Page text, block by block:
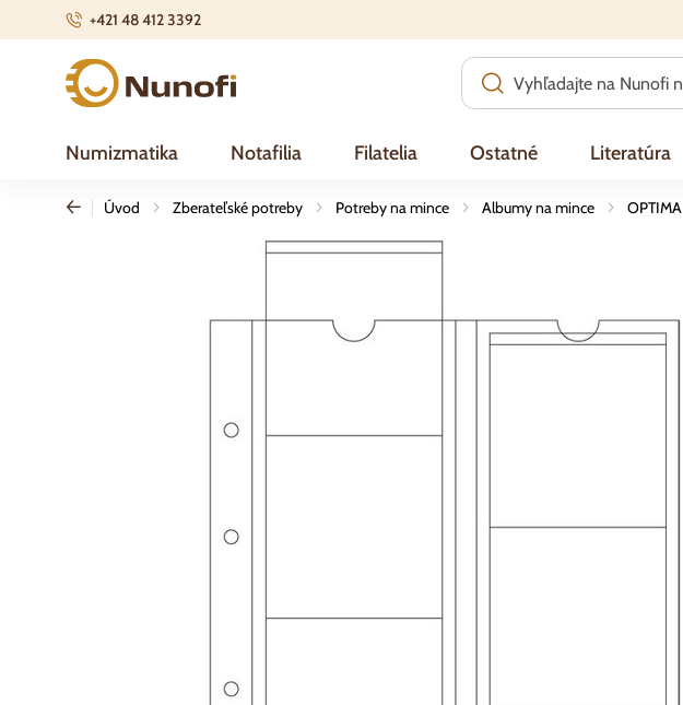
+421 48 412 3392
Nunofi.sk
Numizmatika Notafilia Filatelia Ostatné Literatúra
Úvod Zberateľské potreby Potreby na mince Albumy na mince OPTIMA